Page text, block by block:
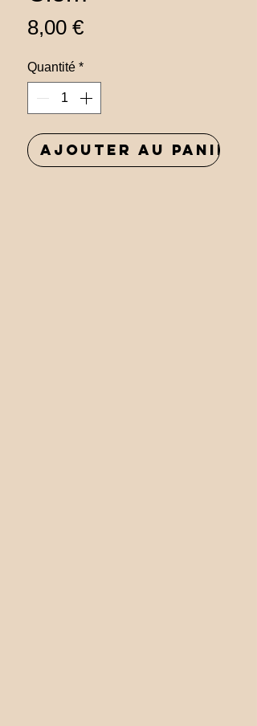
8,00 €Prix
Quantité *
Ajouter au panier